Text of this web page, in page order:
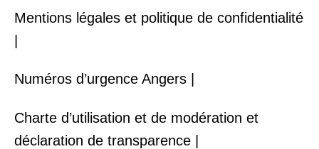
Mentions légales et politique de confidentialité
|
Numéros d’urgence Angers |
Charte d’utilisation et de modération et
déclaration de transparence |